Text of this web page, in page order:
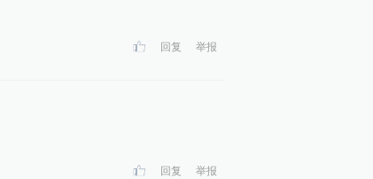
回复 举报
回复 举报